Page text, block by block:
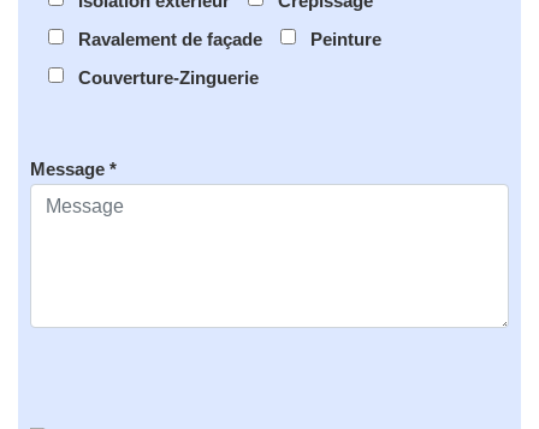
Ravalement de façade
Peinture
Couverture-Zinguerie
Message *